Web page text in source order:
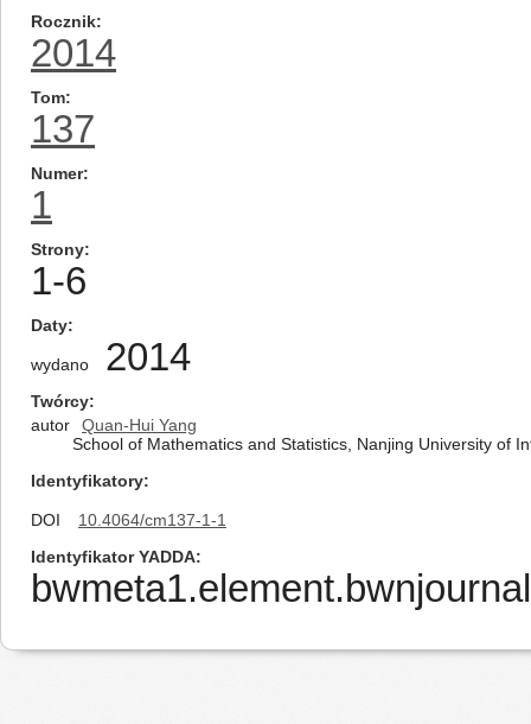
Rocznik
2014
Tom
137
Numer
1
Strony
1-6
Daty
wydano 2014
Twórcy
autor
Quan-Hui Yang
School of Mathematics and Statistics, Nanjing University of
Identyfikatory
DOI
10.4064/cm137-1-1
Identyfikator YADDA